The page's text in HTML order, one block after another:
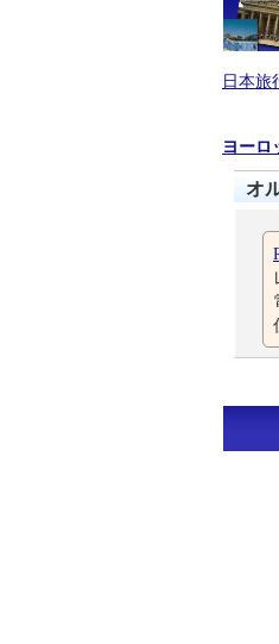
日本旅
ヨーロ
オ